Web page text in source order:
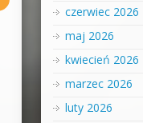
czerwiec 2026
maj 2026
kwiecień 2026
marzec 2026
luty 2026